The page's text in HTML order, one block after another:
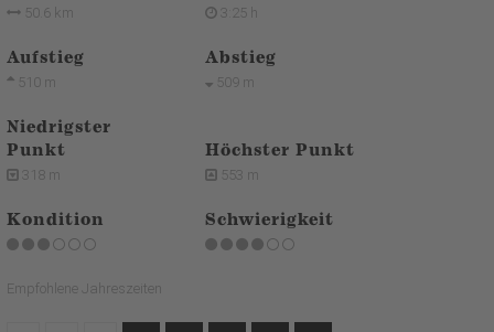
50.6 km 3:25 h
Aufstieg
510 m
Abstieg
509 m
Niedrigster
Punkt
318 m
Höchster Punkt
553 m
Kondition Schwierigkeit
Empfohlene Jahreszeiten